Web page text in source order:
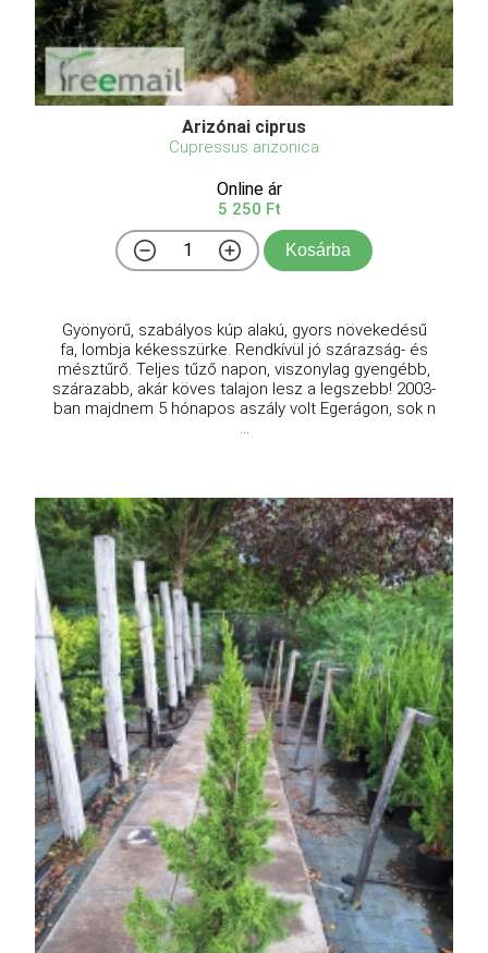
Arizónai ciprus
Cupressus arizonica
Online ár
5 250 Ft
Kosárba
Gyönyörű, szabályos kúp alakú, gyors növekedésű
fa, lombja kékesszürke. Rendkívül jó szárazság- és
mésztűrő. Teljes tűző napon, viszonylag gyengébb,
szárazabb, akár köves talajon lesz a legszebb! 2003-
ban majdnem 5 hónapos aszály volt Egerágon, sok n
...